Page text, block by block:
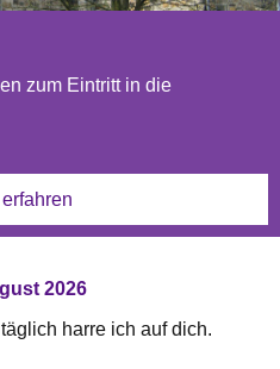
für den Kirchenkreis
harre ich auf dich.
zum Eintritt in die
2026
harre ich auf dich.